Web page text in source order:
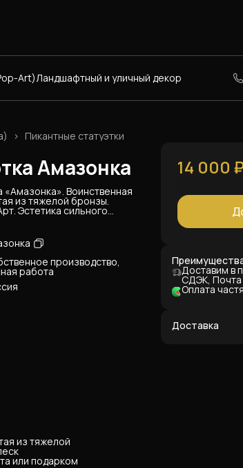
Art)Ландшафтный и уличный декор
Пикантные статуэтки
›
Амазонка
Воинственная
из тяжелой бронзы.
Эстетика сильного
металла.
современного
в себе бизнес-
производство,
работа
14 000
Доставим в
СДЭК,
Оплата
Доставка
из тяжелой
или подарком